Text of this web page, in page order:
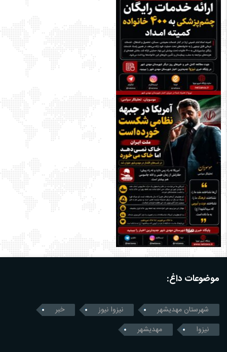
موضوعات داغ:
شهرستان مهدیشهر نیزوا نیوز
خبر
نیزوا
مهدیشهر